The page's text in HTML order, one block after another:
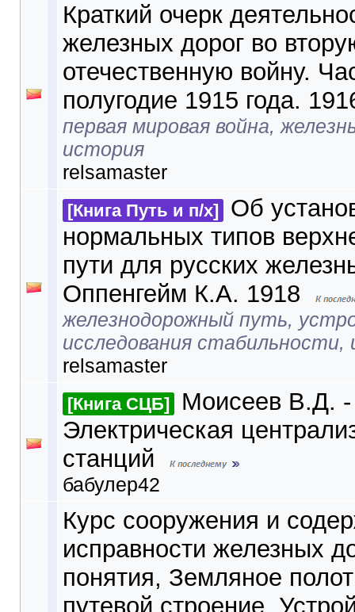
Краткий очерк
железных дорог во
отечественную войну.
полугодие 1915 года.
первая мировая война,
история
relsamaster
[Книга Путь и п/х]
Об
нормальных типов
пути для русских
Оппенгейм К.А. 1918
железнодорожный путь,
исследования стабильности,
relsamaster
[Книга СЦБ]
Моисеев В.Д. -
Электрическая
станций
бабулер42
Курс сооружения и
исправности железных
понятия, Земляное
путевой строение.